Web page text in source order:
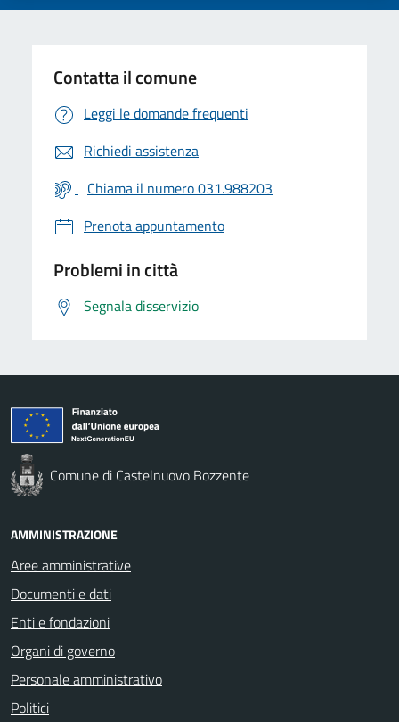
Contatta il comune
Leggi le domande frequenti
Richiedi assistenza
Chiama il numero 031.988203
Prenota appuntamento
Problemi in città
Segnala disservizio
Comune di Castelnuovo Bozzente
AMMINISTRAZIONE
Aree amministrative
Documenti e dati
Enti e fondazioni
Organi di governo
Personale amministrativo
Politici